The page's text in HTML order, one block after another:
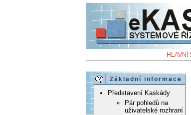
HLAVNÍ
Základní informace
Představení Kaskády
Pár pohledů na
uživatelské rozhraní